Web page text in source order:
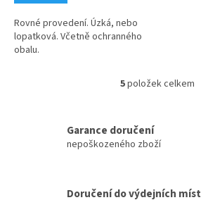
Rovné provedení. Úzká, nebo
lopatková. Včetně ochranného
obalu.
O
d
p
5položek celkem
Garance doručení
nepoškozeného zboží
Doručení do výdejních míst